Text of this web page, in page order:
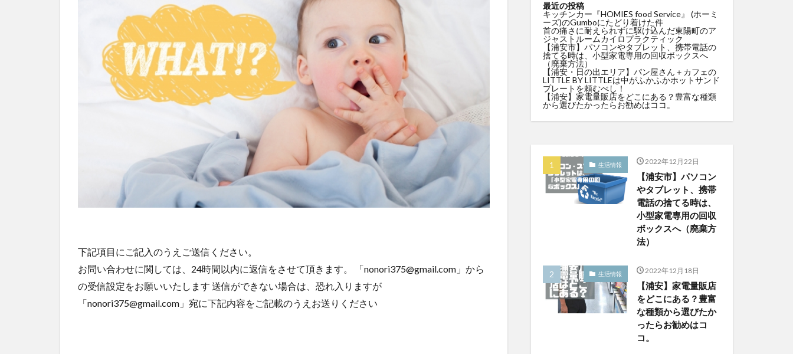
下記項目にご記入のうえご送信ください。
お問い合わせに関しては、24時間以内に返信をさせて頂きます。 「nonori375@gmail.com」から
の受信設定をお願いいたします 送信ができない場合は、恐れ入りますが
「nonori375@gmail.com」宛に下記内容をご記載のうえお送りください
最近の投稿
キッチンカー『HOMIES food Service』 (ホーミ
ーズ)のGumboにたどり着けた件
首の痛さに耐えられずに駆け込んだ東陽町のア
ジャストルームカイロプラクティック
【浦安市】パソコンやタブレット、携帯電話の
捨てる時は、小型家電専用の回収ボックスへ
（廃棄方法）
【浦安・日の出エリア】パン屋さん＋カフェの
LITTLE BY LITTLEは中がふかふかホットサンド
プレートを頼むべし！
【浦安】家電量販店をどこにある？豊富な種類
から選びたかったらお勧めはココ。
生活情報 2022年12月22日
【浦安市】パソコン
やタブレット、携帯
電話の捨てる時は、
小型家電専用の回収
ボックスへ（廃棄方
法）
生活情報 2022年12月18日
【浦安】家電量販店
をどこにある？豊富
な種類から選びたか
ったらお勧めはコ
コ。